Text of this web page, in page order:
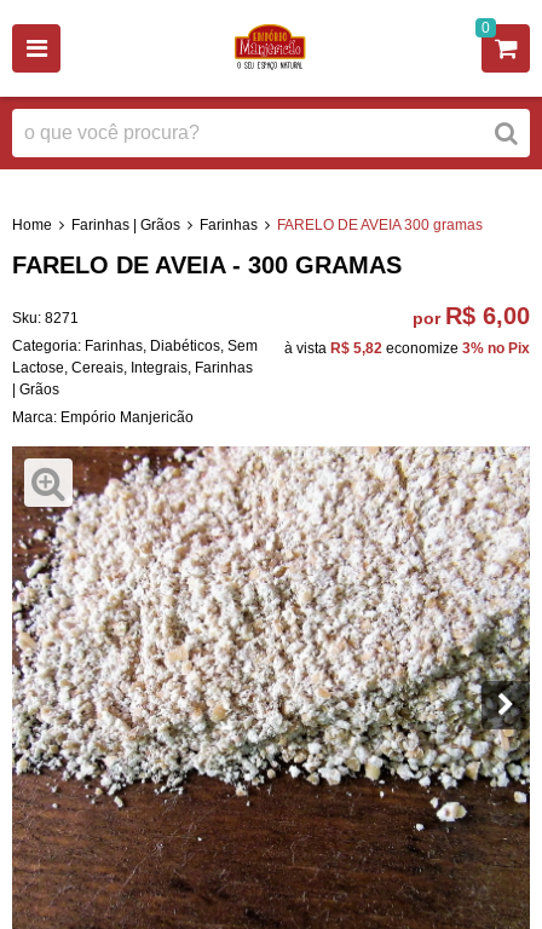
0
Home Farinhas | Grãos Farinhas FARELO DE AVEIA 300 gramas
FARELO DE AVEIA - 300 GRAMAS
Sku: 8271
Categoria: Farinhas Diabéticos Sem
Lactose Cereais Integrais Farinhas
| Grãos
Marca: Empório Manjericão
por R$ 6,00
à vista R$ 5,82 economize 3% no Pix